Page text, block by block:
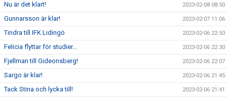
Nu är det klart! 2023-02-08 08:50
Gunnarsson är klar! 2023-02-07 11:06
Tindra till IFK Lidingö 2023-02-06 22:50
Felicia flyttar för studier... 2023-02-06 22:30
Fjellman till Gideonsberg! 2023-02-06 22:07
Sargo är klar! 2023-02-06 21:45
Tack Stina och lycka till! 2023-02-06 21:41